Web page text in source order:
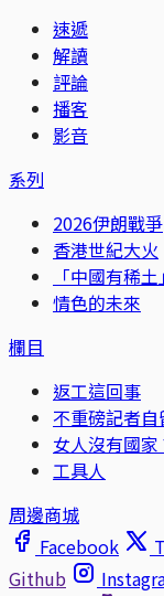
速遞
解讀
評論
播客
影音
系列
2026伊朗戰爭
香港世紀大火
「中國有稀土」
情色的未來
欄目
返工這回事
不重磅記者自
女人沒有國家
工具人
周邊商城
Facebook
Github